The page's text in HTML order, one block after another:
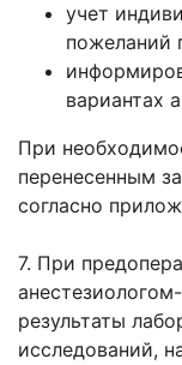
учет
пожеланий
вариантах
При
перенесенным
согласно
7. При
результаты
исследований,